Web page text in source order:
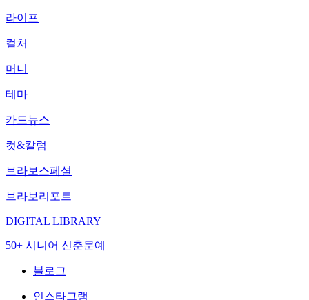
라이프
컬처
머니
테마
카드뉴스
컷&칼럼
브라보스페셜
브라보리포트
DIGITAL LIBRARY
50+ 시니어 신춘문예
블로그
인스타그램